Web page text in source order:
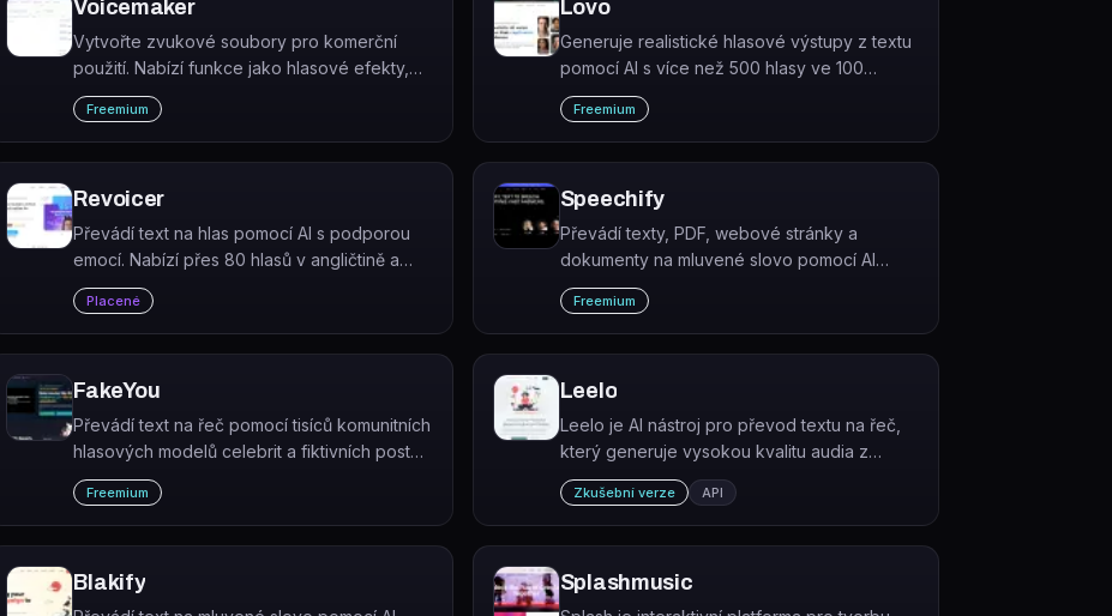
Voicemaker
Vytvořte zvukové soubory pro komerční
použití. Nabízí funkce jako hlasové efekty,
pauzy, rychlost, výška tonu a nastavení
hlasitosti, stejně jako vedoucí funkce v oboru
a vývojářské API.
Freemium
Lovo
Generuje realistické hlasové výstupy z textu
pomocí AI s více než 500 hlasy ve 100
jazycích. LOVO nabízí také klonování
vlastního hlasu a integrovaný video editor.
Freemium
Revoicer
Převádí text na hlas pomocí AI s podporou
emocí. Nabízí přes 80 hlasů v angličtině a
40+ dalších jazycích.
Placené
Speechify
Převádí texty, PDF, webové stránky a
dokumenty na mluvené slovo pomocí AI
hlasů. Dostupný jako aplikace pro iOS,
Android, Mac, Windows i jako rozšíření pro
Chrome a Edge.
Freemium
FakeYou
Převádí text na řeč pomocí tisíců komunitních
hlasových modelů celebrit a fiktivních postav.
FakeYou je AI platforma pro deepfake TTS a
voice-to-voice konverzi s možností
klonování vlastního hlasu.
Freemium
Leelo
Leelo je AI nástroj pro převod textu na řeč,
který generuje vysokou kvalitu audia z
psaného obsahu pro firemní použití.
Zkušební verze API
Blakify Splashmusic